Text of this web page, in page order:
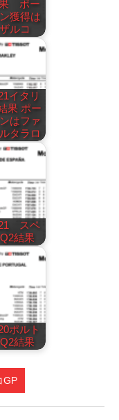
ポー
獲得は
ルコ
イタリ
果 ポー
はファ
タラロ
スペ
結果
ポルト
結果
GP